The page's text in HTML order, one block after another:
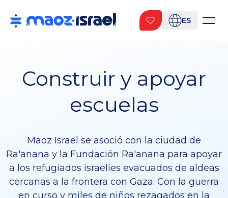
ES
Construir y apoyar
escuelas
Maoz Israel se asoció con la ciudad de
Ra'anana y la Fundación Ra'anana para apoyar
a los refugiados israelíes evacuados de aldeas
cercanas a la frontera con Gaza. Con la guerra
en curso y miles de niños rezagados en la